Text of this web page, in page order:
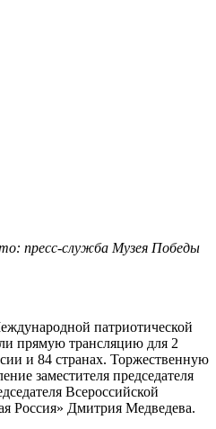
пресс-служба Музея Победы
патриотической
прямую трансляцию для 2
и 84 странах. Торжественную
заместителя председателя
Всероссийской
Россия» Дмитрия Медведева.